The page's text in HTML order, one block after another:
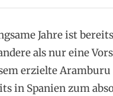
Jahre ist
als nur eine
erzielte
in Spanien zum